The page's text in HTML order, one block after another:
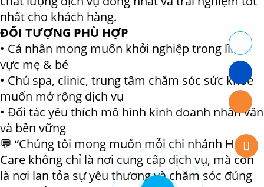
nhất cho khách hàng.
ĐỐI TƯỢNG PHÙ HỢP
• Cá nhân mong muốn khởi nghiệp trong lĩnh
vực mẹ & bé
• Chủ spa, clinic, trung tâm chăm sóc sức khỏe
muốn mở rộng dịch vụ
• Đối tác yêu thích mô hình kinh doanh nhân văn
và bền vững
💬 “Chúng tôi mong muốn mỗi chi nhánh Hera
Care không chỉ là nơi cung cấp dịch vụ, mà còn
là nơi lan tỏa sự yêu thương và chăm sóc đúng